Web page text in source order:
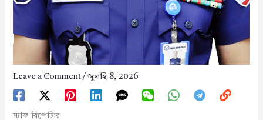
Leave a Comment /জুলাই 8, 2026
স্টাফ রিপোর্টার